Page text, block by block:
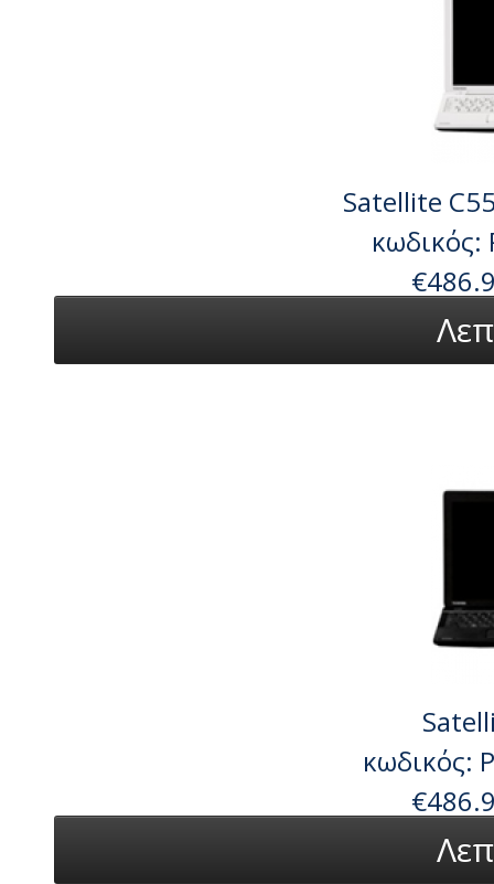
Satellite
κωδικός:
κωδικός: